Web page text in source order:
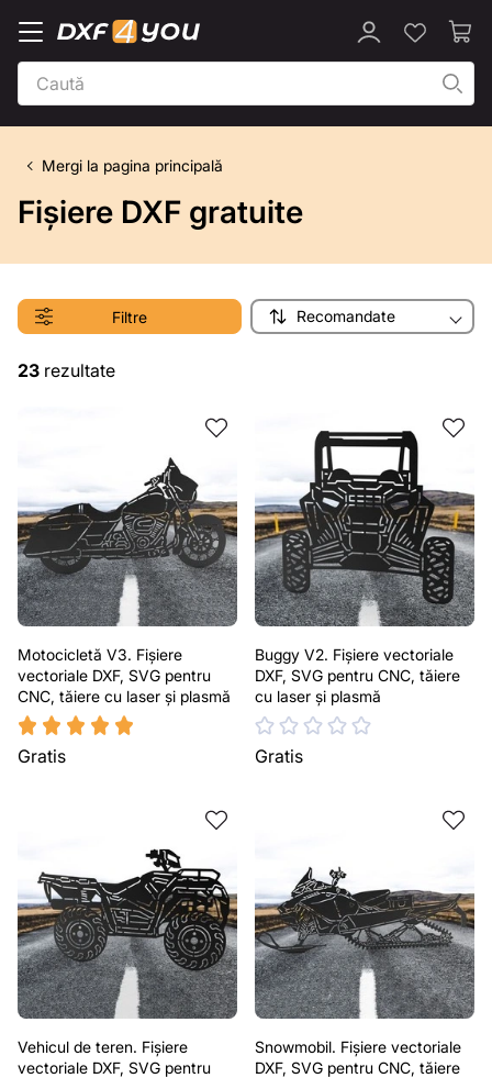
Mergi la pagina principală
Fișiere DXF gratuite
Filtre Recomandate
23 rezultate
Motocicletă V3. Fișiere
vectoriale DXF, SVG pentru
CNC, tăiere cu laser și plasmă
Gratis
Buggy V2. Fișiere vectoriale
DXF, SVG pentru CNC, tăiere
cu laser și plasmă
Gratis
Vehicul de teren. Fișiere
vectoriale DXF, SVG pentru
Snowmobil. Fișiere vectoriale
DXF, SVG pentru CNC, tăiere